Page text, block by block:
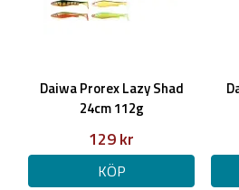
Daiwa Prorex Lazy Shad
24cm 112g
129 kr
KÖP